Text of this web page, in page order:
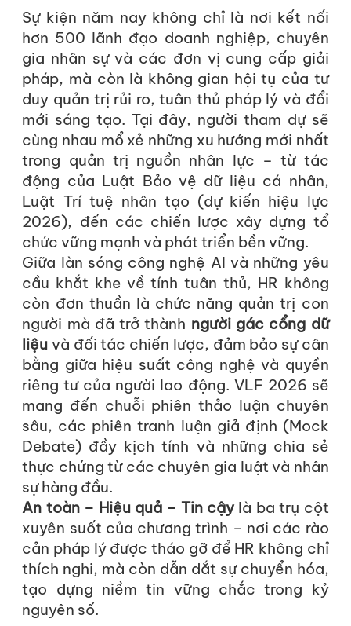
Sự kiện năm nay không chỉ là nơi kết nối
hơn 500 lãnh đạo doanh nghiệp, chuyên
gia nhân sự và các đơn vị cung cấp giải
pháp, mà còn là không gian hội tụ của tư
duy quản trị rủi ro, tuân thủ pháp lý và đổi
mới sáng tạo. Tại đây, người tham dự sẽ
cùng nhau mổ xẻ những xu hướng mới nhất
trong quản trị nguồn nhân lực – từ tác
động của Luật Bảo vệ dữ liệu cá nhân,
Luật Trí tuệ nhân tạo (dự kiến hiệu lực
2026), đến các chiến lược xây dựng tổ
chức vững mạnh và phát triển bền vững.
Giữa làn sóng công nghệ AI và những yêu
cầu khắt khe về tính tuân thủ, HR không
còn đơn thuần là chức năng quản trị con
người mà đã trở thành người gác cổng dữ
liệu và đối tác chiến lược, đảm bảo sự cân
bằng giữa hiệu suất công nghệ và quyền
riêng tư của người lao động. VLF 2026 sẽ
mang đến chuỗi phiên thảo luận chuyên
sâu, các phiên tranh luận giả định (Mock
Debate) đầy kịch tính và những chia sẻ
thực chứng từ các chuyên gia luật và nhân
sự hàng đầu.
An toàn – Hiệu quả – Tin cậylà ba trụ cột
xuyên suốt của chương trình – nơi các rào
cản pháp lý được tháo gỡ để HR không chỉ
thích nghi, mà còn dẫn dắt sự chuyển hóa,
tạo dựng niềm tin vững chắc trong kỷ
nguyên số.